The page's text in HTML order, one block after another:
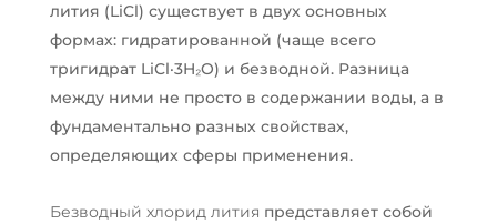
лития (LiCl) существует в двух основных
формах: гидратированной (чаще всего
тригидрат LiCl·3H₂O) и безводной. Разница
между ними не просто в содержании воды, а в
фундаментально разных свойствах,
определяющих сферы применения.
Безводный хлорид лития представляет собой